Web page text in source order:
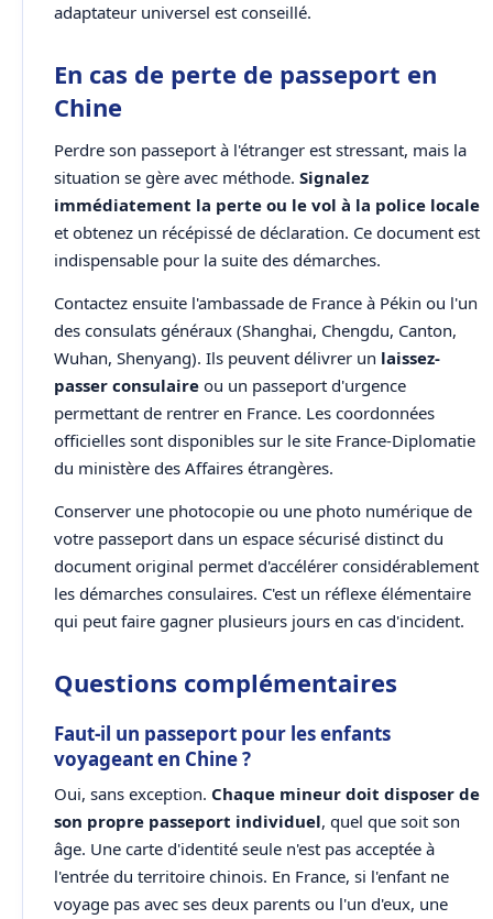
adaptateur universel est conseillé.
En cas de perte de passeport en
Chine
Perdre son passeport à l'étranger est stressant, mais la
situation se gère avec méthode. Signalez
immédiatement la perte ou le vol à la police locale
et obtenez un récépissé de déclaration. Ce document est
indispensable pour la suite des démarches.
Contactez ensuite l'ambassade de France à Pékin ou l'un
des consulats généraux (Shanghai, Chengdu, Canton,
Wuhan, Shenyang). Ils peuvent délivrer un laissez-
passer consulaire ou un passeport d'urgence
permettant de rentrer en France. Les coordonnées
officielles sont disponibles sur le site France-Diplomatie
du ministère des Affaires étrangères.
Conserver une photocopie ou une photo numérique de
votre passeport dans un espace sécurisé distinct du
document original permet d'accélérer considérablement
les démarches consulaires. C'est un réflexe élémentaire
qui peut faire gagner plusieurs jours en cas d'incident.
Questions complémentaires
Faut-il un passeport pour les enfants
voyageant en Chine ?
Oui, sans exception. Chaque mineur doit disposer de
son propre passeport individuel, quel que soit son
âge. Une carte d'identité seule n'est pas acceptée à
l'entrée du territoire chinois. En France, si l'enfant ne
voyage pas avec ses deux parents ou l'un d'eux, une